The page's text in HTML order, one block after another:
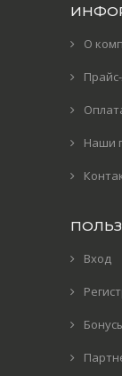
О
Наши
Вход